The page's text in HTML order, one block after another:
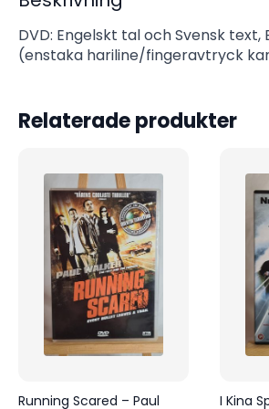
DVD: Engelskt tal och Svensk text,
(enstaka hariline/fingeravtryck
Relaterade produkter
Running Scared – Paul
I Kina